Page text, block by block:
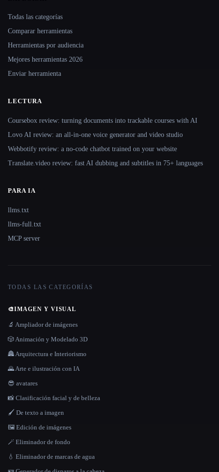
Site navigation
Todas las categorías
Comparar herramientas
Herramientas por audiencia
Mejores herramientas 2026
Enviar herramienta
LECTURA
Coursebox review: turning documents into trackable courses with AI
Lovo AI review: an all-in-one voice generator and video studio
Webbotify review: a no-code chatbot trained on your website
Translate.video review: fast AI dubbing and subtitles in 75+ languages
PARA IA
llms.txt
llms-full.txt
MCP server
TODAS LAS CATEGORÍAS
🎨IMAGEN Y VISUAL
🔬 Ampliador de imágenes
🎲 Animación y Modelado 3D
🏯 Arquitectura e Interiorismo
🌄 Arte e ilustración con IA
😎 avatares
📸 Clasificación facial y de belleza
🖌️ De texto a imagen
🖼️ Edición de imágenes
🪄 Eliminador de fondo
💧 Eliminador de marcas de agua